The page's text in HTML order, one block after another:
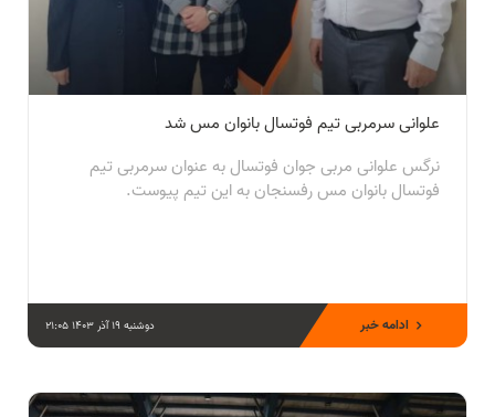
علوانی سرمربی تیم فوتسال بانوان مس شد
نرگس علوانی مربی جوان فوتسال به عنوان سرمربی تیم
فوتسال بانوان مس رفسنجان به این تیم پیوست.
دوشنبه 19 آذر 1403 21:05 ادامه خبر